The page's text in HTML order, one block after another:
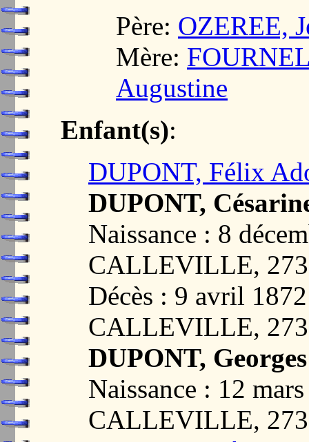
Père: OZEREE,
Mère:
Augustine
Enfant(s):
DUPONT, Félix
DUPONT,
Naissance : 8
CALLEVILLE,
Décès : 9 avril
CALLEVILLE,
DUPONT,
Naissance : 12
CALLEVILLE,